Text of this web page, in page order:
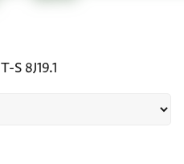
T-S 8J19.1